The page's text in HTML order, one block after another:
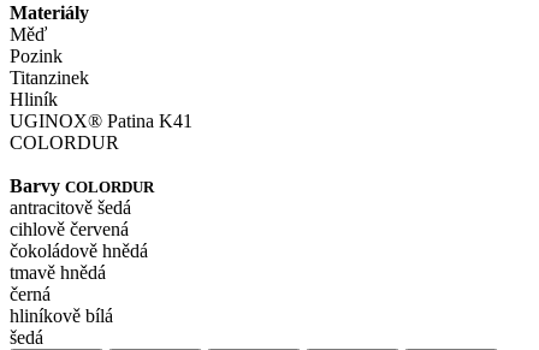
Materiály
Měď
Pozink
Titanzinek
Hliník
UGINOX® Patina K41
COLORDUR
Barvy COLORDUR
antracitově šedá
cihlově červená
čokoládově hnědá
tmavě hnědá
černá
hliníkově bílá
šedá